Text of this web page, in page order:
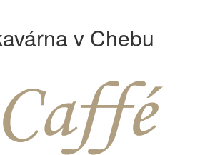
v Chebu